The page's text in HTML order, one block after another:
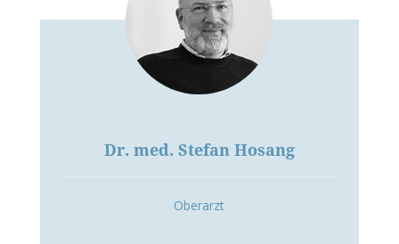
Dr. med. Stefan Hosang
Oberarzt